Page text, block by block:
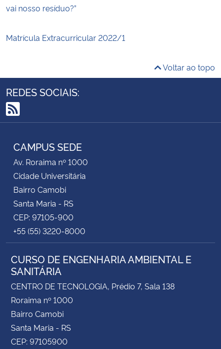
Advocacia-Geral da União
Banco Central do Brasil
vai nosso resíduo?”
Matrícula Extracurricular 2022/1
Voltar ao topo
REDES SOCIAIS:
RSS
CAMPUS SEDE
Av. Roraima nº 1000
Cidade Universitária
Bairro Camobi
Santa Maria - RS
CEP: 97105-900
+55 (55) 3220-8000
CURSO DE ENGENHARIA AMBIENTAL E
SANITÁRIA
CENTRO DE TECNOLOGIA, Prédio 7, Sala 138
Roraima nº 1000
Bairro Camobi
Santa Maria - RS
CEP: 97105900